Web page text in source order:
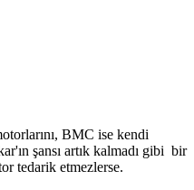
BMC ise kendi
şansı artık kalmadı gibi bir
tedarik etmezlerse.